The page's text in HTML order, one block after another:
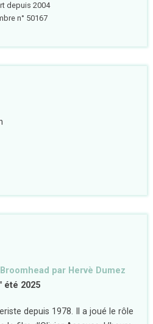
depuis 2004
n° 50167
par Hervè Dumez
été 2025
depuis 1978. Il a joué le rôle